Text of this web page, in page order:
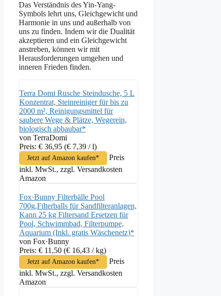
Das Verständnis des Yin-Yang-
Symbols lehrt uns, Gleichgewicht und
Harmonie in uns und außerhalb von
uns zu finden. Indem wir die Dualität
akzeptieren und ein Gleichgewicht
anstreben, können wir mit
Herausforderungen umgehen und
inneren Frieden finden.
Terra Domi Rusche Steindusche, 5 L
Konzentrat, Steinreiniger für bis zu
2000 m², Reinigungsmittel für
saubere Wege & Plätze, Wegerein,
biologisch abbaubar*
von TerraDomi
Preis: € 36,95 (€ 7,39 / l)
Jetzt auf Amazon kaufen*
Preis
inkl. MwSt., zzgl. Versandkosten
Amazon
Fox·Bunny Filterbälle Pool
700g,Filterballs für Sandfilteranlagen,
Kann 25 kg Filtersand Ersetzen für
Pool, Schwimmbad, Filterpumpe,
Aquarium (Inkl. gratis Wäschenetz)*
von Fox·Bunny
Preis: € 11,50 (€ 16,43 / kg)
Jetzt auf Amazon kaufen*
Preis
inkl. MwSt., zzgl. Versandkosten
Amazon